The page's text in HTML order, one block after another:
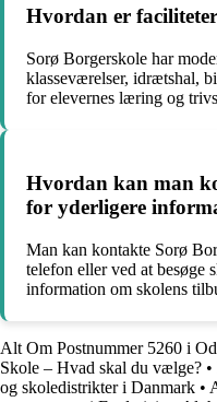
Hvordan er
Sorø Borgerskole har
klasseværelser, idrætshal,
for elevernes læring og
Hvordan kan man
for yderligere
Man kan kontakte Sorø
telefon eller ved at besøge
information om skolens
Alt Om Postnummer 5260 i
Skole – Hvad skal du vælge? •
og skoledistrikter i Danmark •